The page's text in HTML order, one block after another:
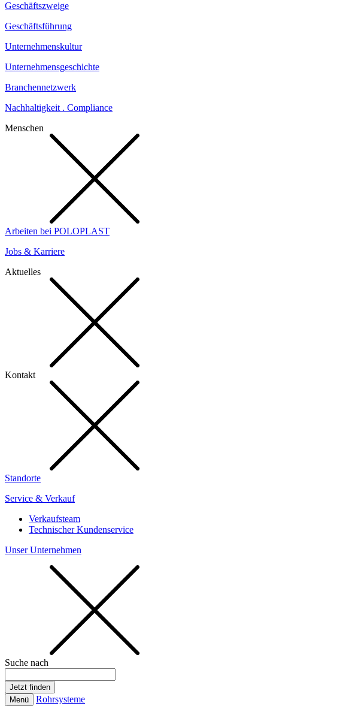
Geschäftszweige
Geschäftsführung
Unternehmenskultur
Unternehmensgeschichte
Branchennetzwerk
Nachhaltigkeit . Compliance
Menschen
Arbeiten bei POLOPLAST
Jobs & Karriere
Aktuelles
Kontakt
Standorte
Service & Verkauf
Verkaufsteam
Technischer Kundenservice
Unser Unternehmen
Suche nach
Menü Rohrsysteme